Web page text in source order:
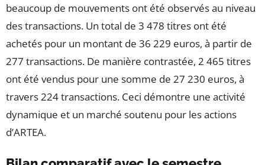
beaucoup de mouvements ont été observés au niveau
des transactions. Un total de 3 478 titres ont été
achetés pour un montant de 36 229 euros, à partir de
277 transactions. De manière contrastée, 2 465 titres
ont été vendus pour une somme de 27 230 euros, à
travers 224 transactions. Ceci démontre une activité
dynamique et un marché soutenu pour les actions
d’ARTEA.